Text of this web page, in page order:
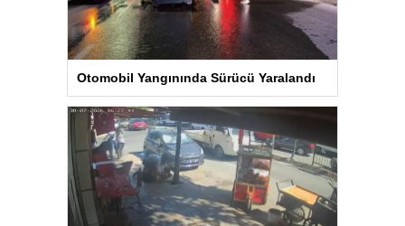
Otomobil Yangınında Sürücü Yaralandı